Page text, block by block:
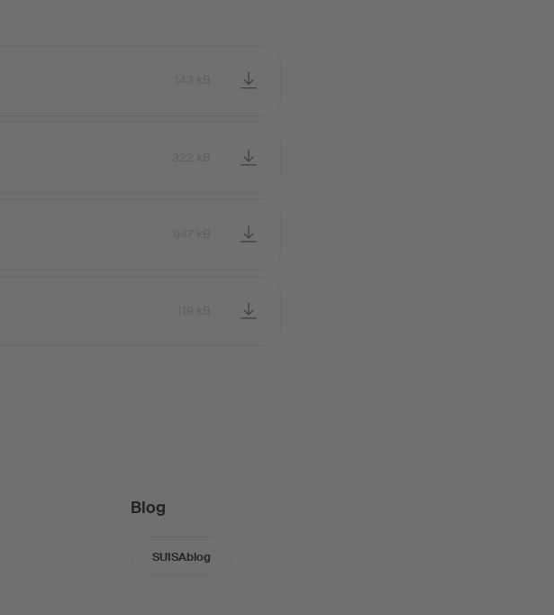
Blog
SUISAblog